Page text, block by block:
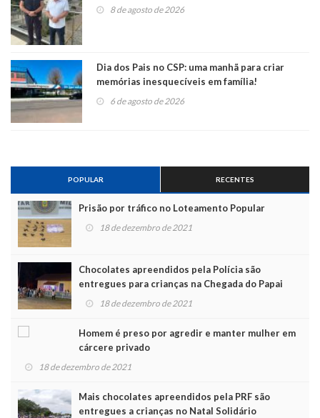
8 de agosto de 2026
Dia dos Pais no CSP: uma manhã para criar
memórias inesquecíveis em família!
6 de agosto de 2026
POPULAR RECENTES
Prisão por tráfico no Loteamento Popular
18 de dezembro de 2021
Chocolates apreendidos pela Polícia são
entregues para crianças na Chegada do Papai
Noel 18 de dezembro de 2021
Homem é preso por agredir e manter mulher em
cárcere privado
18 de dezembro de 2021
Mais chocolates apreendidos pela PRF são
entregues a crianças no Natal Solidário